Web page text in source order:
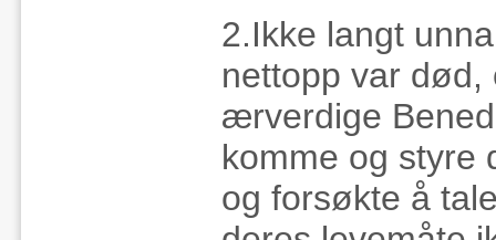
2.Ikke langt
nettopp var død,
ærverdige
komme og styre
og forsøkte å